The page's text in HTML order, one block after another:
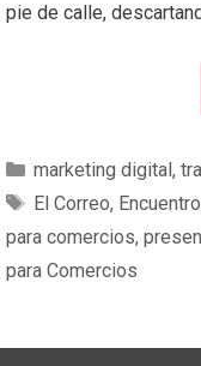
pie de calle,
marketing digital,
El Correo,
para comercios,
para Comercios